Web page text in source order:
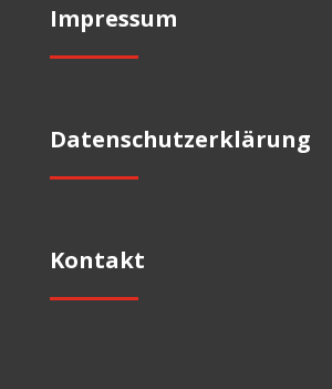
Impressum
Datenschutzerklärung
Kontakt